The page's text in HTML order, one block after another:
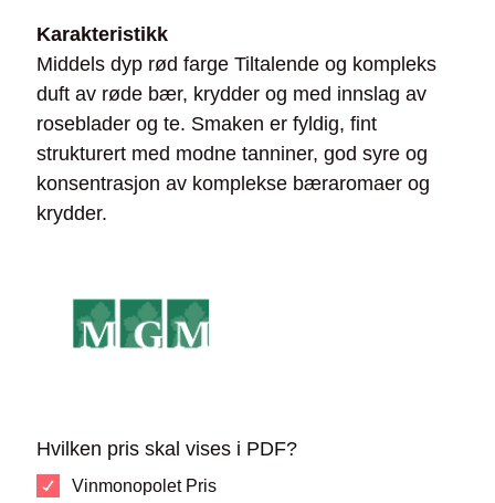
Karakteristikk
Middels dyp rød farge Tiltalende og kompleks
duft av røde bær, krydder og med innslag av
roseblader og te. Smaken er fyldig, fint
strukturert med modne tanniner, god syre og
konsentrasjon av komplekse bæraromaer og
krydder.
Hvilken pris skal vises i PDF?
Vinmonopolet Pris